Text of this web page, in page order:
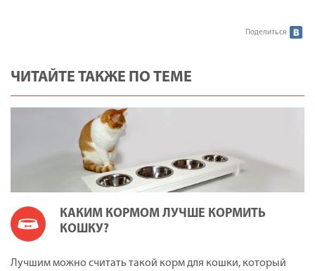
Поделиться
ЧИТАЙТЕ ТАКЖЕ ПО ТЕМЕ
КАКИМ КОРМОМ ЛУЧШЕ КОРМИТЬ
КОШКУ?
Лучшим можно считать такой корм для кошки, который